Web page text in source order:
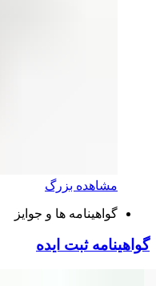
مشاهده بزرگ
گواهینامه ها و جوایز
گواهینامه ثبت ایده